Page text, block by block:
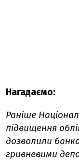
Нагадаємо:
Раніше
підвищення
дозволили
гривневими